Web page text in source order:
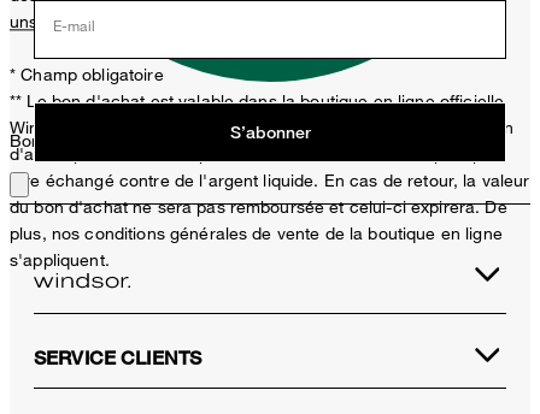
unsubscribe@windsor.de
* Champ obligatoire
** Le bon d'achat est valable dans la boutique en ligne officielle
Windsor et uniquement pour les articles non soldés. Un seul bon
d'achat peut être utilisé par achat. Ce bon d'achat ne peut pas
être échangé contre de l'argent liquide. En cas de retour, la valeur
du bon d'achat ne sera pas remboursée et celui-ci expirera. De
plus, nos conditions générales de vente de la boutique en ligne
s'appliquent.
Bon choix !
E-mail
S’abonner
SERVICE CLIENTS